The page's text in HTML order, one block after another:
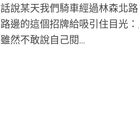
話說某天我們騎車經過林森北
路邊的這個招牌給吸引住目光
雖然不敢說自己閱...